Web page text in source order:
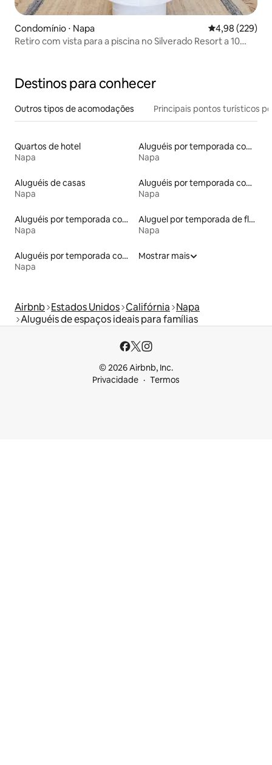
Condomínio ⋅ Napa 4,98 de uma
4,98 (229)
Retiro com vista para a piscina no Silverado Resort a 10
Destinos para conhecer
Outros tipos de acomodações Principais pontos turísticos
Quartos de hotel
Napa
Aluguéis por temporada com suítes privativas
Napa
Aluguéis de casas
Napa
Aluguéis por temporada com sauna
Napa
Aluguéis por temporada com acesso ao lago
Napa
Aluguel por temporada de flats
Napa
Aluguéis por temporada com banheira de hidromassagem
Napa
Mostrar mais
Airbnb Estados Unidos Califórnia Napa
Aluguéis de espaços ideais para famílias
© 2026 Airbnb, Inc.
Privacidade
Termos